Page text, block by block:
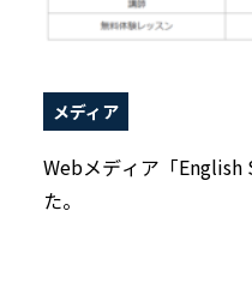
メディア
Webメディア「English
た。